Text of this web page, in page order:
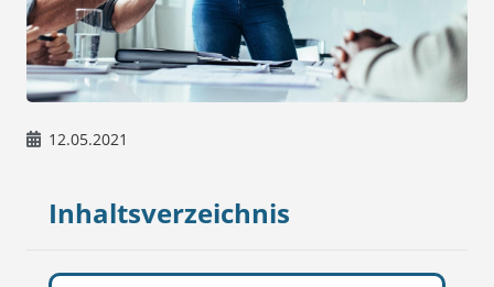
12.05.2021
Inhaltsverzeichnis